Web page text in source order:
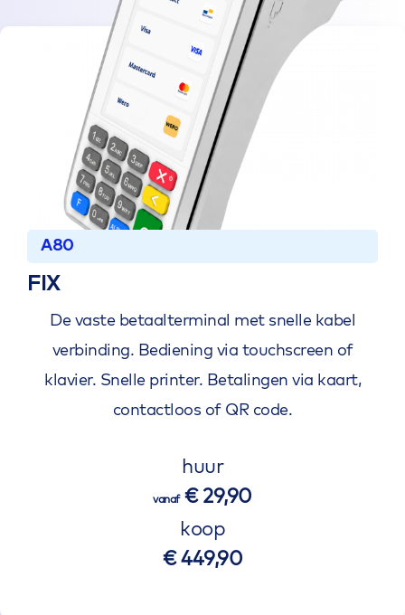
A80
FIX
De vaste betaalterminal met snelle kabel
verbinding. Bediening via touchscreen of
klavier. Snelle printer. Betalingen via kaart,
contactloos of QR code.
huur
vanaf€ 29,90
koop
€ 449,90